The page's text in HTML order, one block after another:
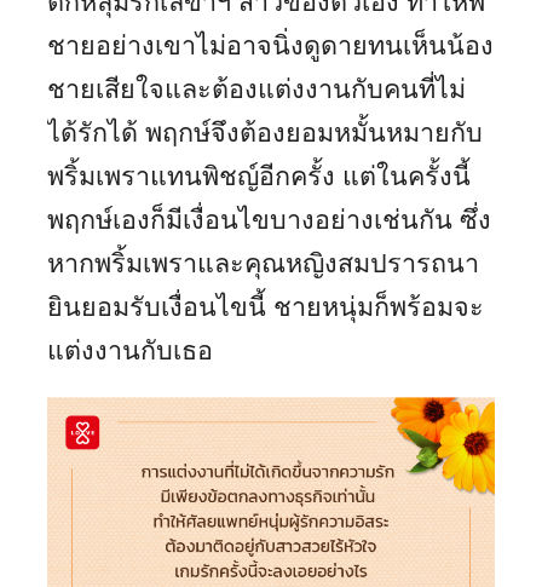
ชายอย่างเขาไม่อาจนิ่งดูดายทนเห็นน้อง
ชายเสียใจและต้องแต่งงานกับคนที่ไม่
ได้รักได้ พฤกษ์จึงต้องยอมหมั้นหมายกับ
พริ้มเพราแทนพิชญ์อีกครั้ง แต่ในครั้งนี้
พฤกษ์เองก็มีเงื่อนไขบางอย่างเช่นกัน ซึ่ง
หากพริ้มเพราและคุณหญิงสมปรารถนา
ยินยอมรับเงื่อนไขนี้ ชายหนุ่มก็พร้อมจะ
แต่งงานกับเธอ